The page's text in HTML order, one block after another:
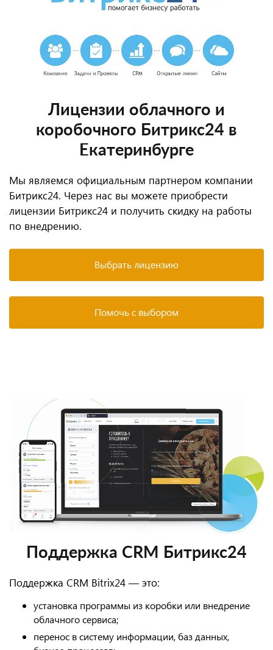
Лицензии облачного и
коробочного Битрикс24 в
Екатеринбурге
Мы являемся официальным партнером компании
Битрикс24. Через нас вы можете приобрести
лицензии Битрикс24 и получить скидку на работы
по внедрению.
Выбрать лицензию
Помочь с выбором
Поддержка CRM Битрикс24
Поддержка CRM Bitrix24 — это:
установка программы из коробки или внедрение
облачного сервиса;
перенос в систему информации, баз данных,